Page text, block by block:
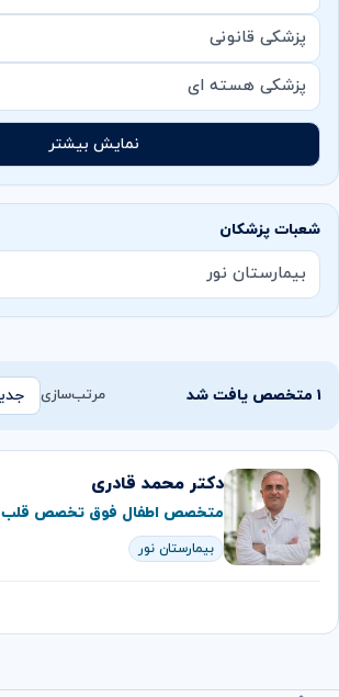
پزشکی قانونی
پزشکی هسته ای
نمایش بیشتر
شعبات پزشکان
بیمارستان نور
۱ متخصص یافت شد مرتب‌سازی
دکتر محمد قادری
متخصص اطفال فوق تخصص قلب
بیمارستان نور